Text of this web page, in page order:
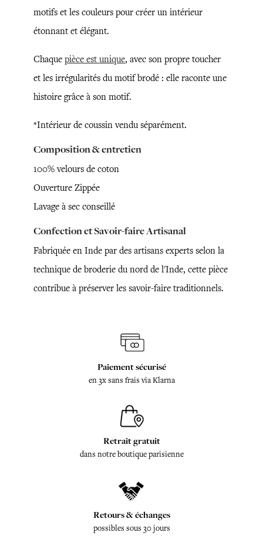
motifs et les couleurs pour créer un intérieur
étonnant et élégant.
Chaque pièce est unique, avec son propre toucher
et les irrégularités du motif brodé : elle raconte une
histoire grâce à son motif.
*Intérieur de coussin vendu séparément.
Composition & entretien
100% velours de coton
Ouverture Zippée
Lavage à sec conseillé
Confection et Savoir-faire Artisanal
Fabriquée en Inde par des artisans experts selon la
technique de broderie du nord de l'Inde, cette pièce
contribue à préserver les savoir-faire traditionnels.
Paiement sécurisé
en 3x sans frais via Klarna
Retrait gratuit
dans notre boutique parisienne
Retours & échanges
possibles sous 30 jours